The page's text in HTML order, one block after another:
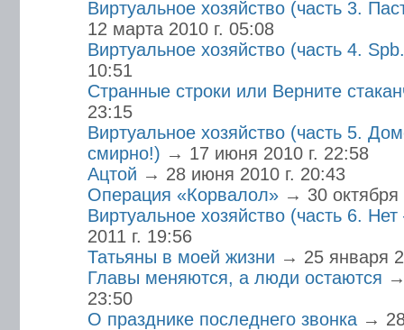
Виртуальное хозяйство (часть 3.
12 марта 2010 г. 05:08
Виртуальное хозяйство (часть 4.
10:51
Странные строки или Верните
23:15
Виртуальное хозяйство (часть 5.
смирно!) → 17 июня 2010 г. 22:58
Ацтой → 28 июня 2010 г. 20:43
Операция «Корвалол» → 30 октября
Виртуальное хозяйство (часть 6.
2011 г. 19:56
Татьяны в моей жизни → 25 января
Главы меняются, а люди остаются
23:50
О празднике последнего звонка →